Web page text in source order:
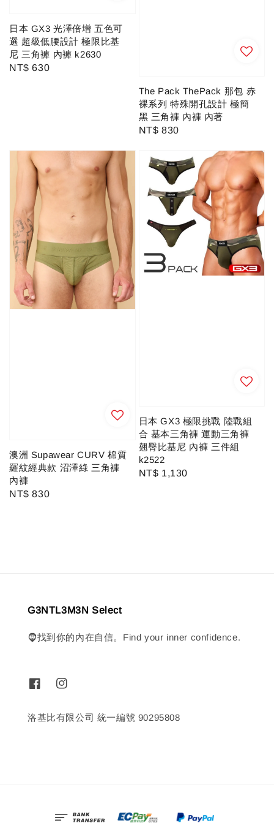
日本 GX3 光澤倍增 五色可
選 超級低腰設計 極限比基
尼 三角褲 內褲 k2630
Regular
NT$ 630
The Pack ThePack 那包 赤
裸系列 特殊開孔設計 極簡
黑 三角褲 內褲 內著
Regular
NT$ 830
澳洲 Supawear CURV 棉質
羅紋經典款 沼澤綠 三角褲
內褲
Regular
NT$ 830
日本 GX3 極限挑戰 陸戰組
合 基本三角褲 運動三角褲
翹臀比基尼 內褲 三件組
k2522
Regular
NT$ 1,130
G3NTL3M3N Select
🧔找到你的內在自信。Find your inner confidence.
洛基比有限公司 統一編號 90295808